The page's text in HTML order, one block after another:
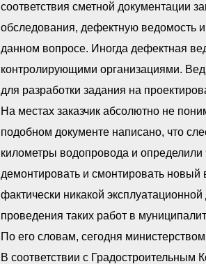
соответствия сметной документации
обследования, дефектную ведомость
данном вопросе. Иногда дефектная
контролирующими организациями.
для разработки задания на
На местах заказчик абсолютно не
подобном документе написано, что
километры водопровода и
демонтировать и смонтировать
фактически никакой
проведения таких работ в
По его словам, сегодня
В соответствии с Градостроительным